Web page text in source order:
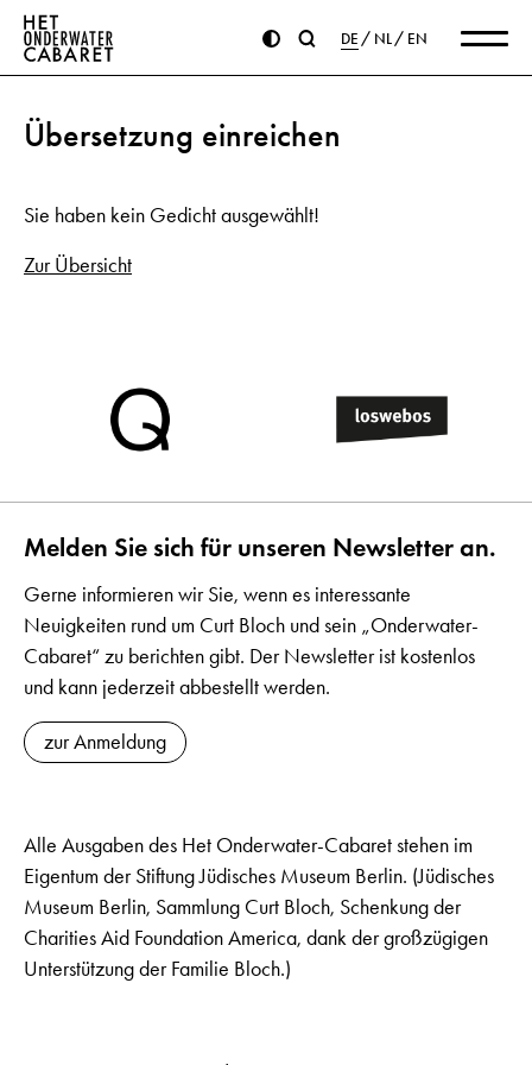
DE NL EN
Übersetzung einreichen
Sie haben kein Gedicht ausgewählt!
Zur Übersicht
Melden Sie sich für unseren Newsletter an.
Gerne informieren wir Sie, wenn es interessante
Neuigkeiten rund um Curt Bloch und sein „Onderwater-
Cabaret“ zu berichten gibt. Der Newsletter ist kostenlos
und kann jederzeit abbestellt werden.
zur Anmeldung
Alle Ausgaben des Het Onderwater-Cabaret stehen im
Eigentum der Stiftung Jüdisches Museum Berlin. (Jüdisches
Museum Berlin, Sammlung Curt Bloch, Schenkung der
Charities Aid Foundation America, dank der großzügigen
Unterstützung der Familie Bloch.)